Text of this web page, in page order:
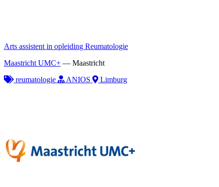
Arts assistent in opleiding Reumatologie
Maastricht UMC+ — Maastricht
reumatologie
ANIOS Limburg